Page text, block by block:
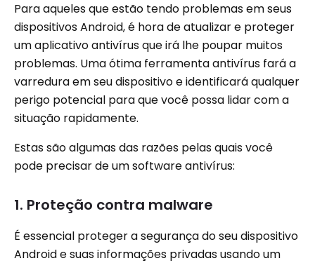
Para aqueles que estão tendo problemas em seus
dispositivos Android, é hora de atualizar e proteger
um aplicativo antivírus que irá lhe poupar muitos
problemas. Uma ótima ferramenta antivírus fará a
varredura em seu dispositivo e identificará qualquer
perigo potencial para que você possa lidar com a
situação rapidamente.
Estas são algumas das razões pelas quais você
pode precisar de um software antivírus:
1. Proteção contra malware
É essencial proteger a segurança do seu dispositivo
Android e suas informações privadas usando um